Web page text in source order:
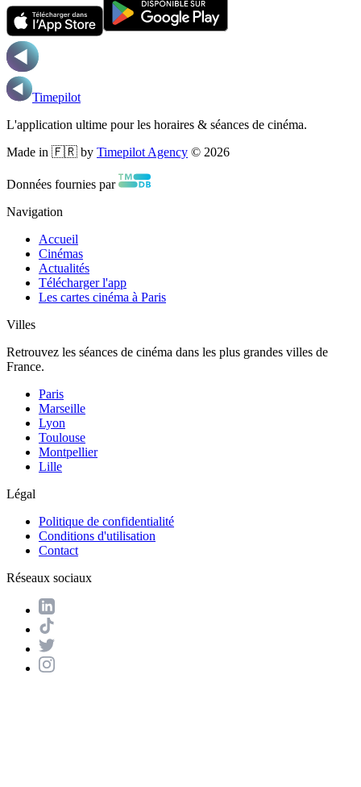
Timepilot
L'application ultime pour les horaires & séances de cinéma.
Made in 🇫🇷 by Timepilot Agency © 2026
Données fournies par
Navigation
Accueil
Cinémas
Actualités
Télécharger l'app
Les cartes cinéma à Paris
Villes
Retrouvez les séances de cinéma dans les plus grandes villes de
France.
Paris
Marseille
Lyon
Toulouse
Montpellier
Lille
Légal
Politique de confidentialité
Conditions d'utilisation
Contact
Réseaux sociaux